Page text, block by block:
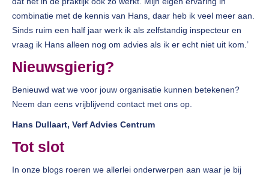
combinatie met de kennis van Hans, daar heb ik veel meer aan.
Sinds ruim een half jaar werk ik als zelfstandig inspecteur en
vraag ik Hans alleen nog om advies als ik er echt niet uit kom.’
Nieuwsgierig?
Benieuwd wat we voor jouw organisatie kunnen betekenen?
Neem dan eens vrijblijvend contact met ons op.
Hans Dullaart, Verf Advies Centrum
Tot slot
In onze blogs roeren we allerlei onderwerpen aan waar je bij